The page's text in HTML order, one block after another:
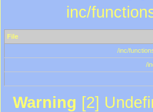
inc/
File
/inc/
/
Warning [2]